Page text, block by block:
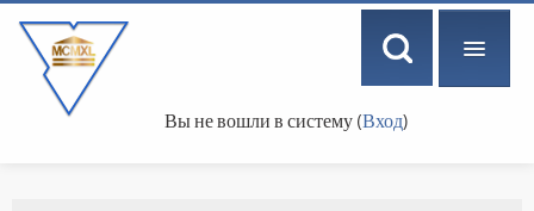
Вы не вошли в систему (Вход)